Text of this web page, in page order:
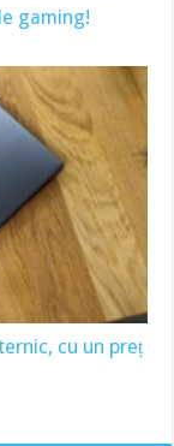
gaming!
cu un preț